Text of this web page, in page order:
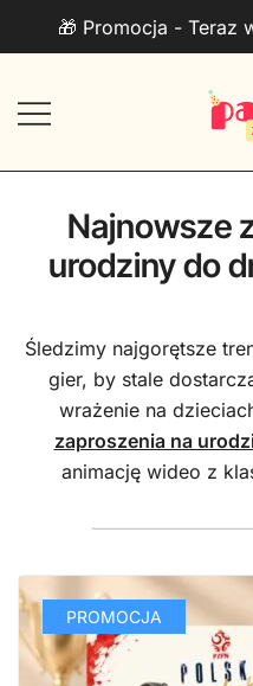
Przejdź
🎁 Promocja - Teraz
Najnowsze
urodziny do
Śledzimy najgorętsze
gier, by stale
wrażenie na
zaproszenia na
animację wideo z
PROMOCJA